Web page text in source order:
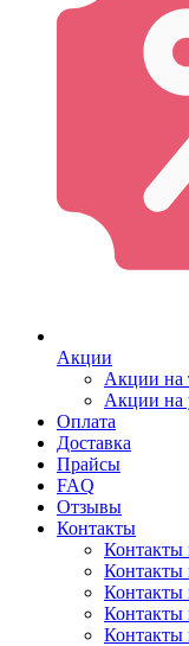
Акции
Акции на
Акции на
Оплата
Доставка
Прайсы
FAQ
Отзывы
Контакты
Контакты
Контакты
Контакты
Контакты
Контакты